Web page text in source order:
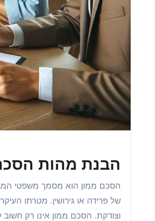
הבנת מהות
הסכם ממון הוא מסמך משפטי המגדיר את היחסים הכלכליים בין בני זוג, ומתאר את הדרך בה ייחולק הרכוש והחובות במקרה
של פרידה או גירושין. מטרתו
וצודקת. הסכם ממון אינו רק חשוב